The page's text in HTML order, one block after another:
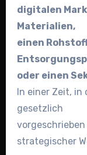
digitalen
Materialien,
einen
oder einen
In einer Zeit,
gesetzlich
strategischer